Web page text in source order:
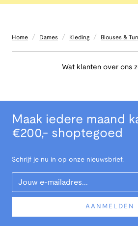
Home / Dames / Kleding / Blouses &
Wat klanten over ons
Maak iedere maand
€200,- shoptegoed
Schrijf je nu in op onze nieuwsbrief.
Your Email
AANMELDEN